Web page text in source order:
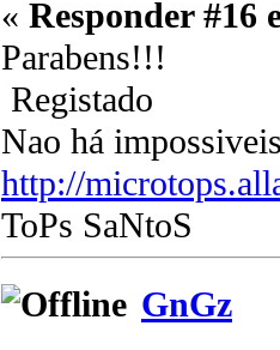
« Responder #16
Parabens!!!
Registado
Nao há
http://
ToPs SaNtoS
GnGz